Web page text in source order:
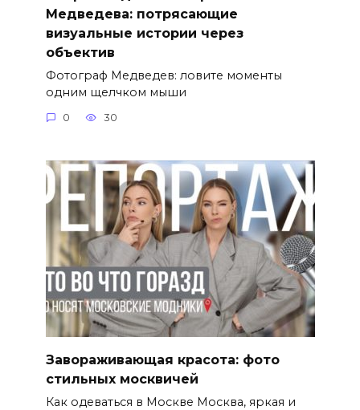
Медведева: потрясающие
визуальные истории через
объектив
Фотограф Медведев: ловите моменты
одним щелчком мыши
0 30
Завораживающая красота: фото
стильных москвичей
Как одеваться в Москве Москва, яркая и